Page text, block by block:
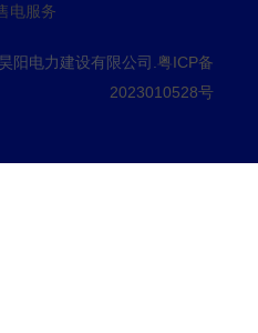
电服务
阳电力建设有限公司. 粤ICP备
2023010528号